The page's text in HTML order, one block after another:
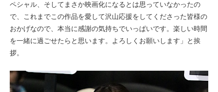
ペシャル、そしてまさか映画化になるとは思っていなかったの
で、これまでこの作品を愛して沢山応援をしてくださった皆様の
おかげなので、本当に感謝の気持ちでいっぱいです。楽しい時間
を一緒に過ごせたらと思います。よろしくお願いします」と挨
拶。